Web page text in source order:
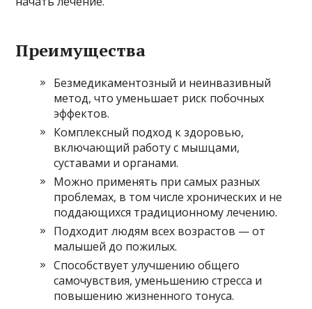
Преимущества
Безмедикаментозный и неинвазивный
метод, что уменьшает риск побочных
эффектов.
Комплексный подход к здоровью,
включающий работу с мышцами,
суставами и органами.
Можно применять при самых разных
проблемах, в том числе хронических и не
поддающихся традиционному лечению.
Подходит людям всех возрастов — от
малышей до пожилых.
Способствует улучшению общего
самочувствия, уменьшению стресса и
повышению жизненного тонуса.